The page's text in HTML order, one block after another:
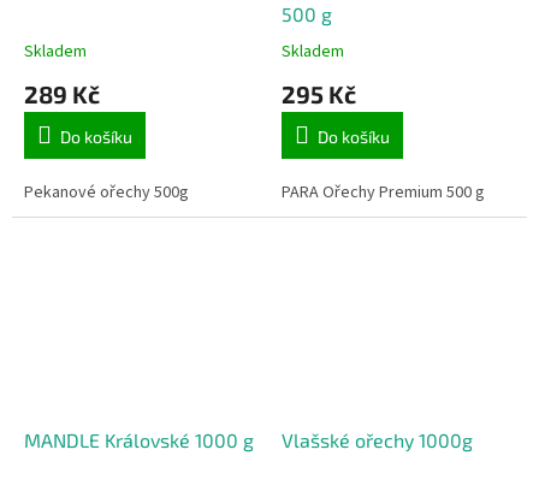
Skladem
289 Kč
Do košíku
Pekanové ořechy 500g
500 g
Skladem
295 Kč
Do košíku
PARA Ořechy Premium 500 g
MANDLE Královské 1000 g Vlašské ořechy 1000g